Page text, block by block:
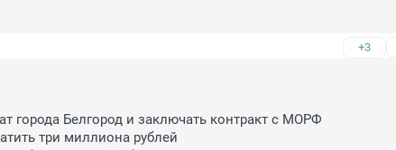
+3
города Белгород и заключать контракт с МОРФ
три миллиона рублей